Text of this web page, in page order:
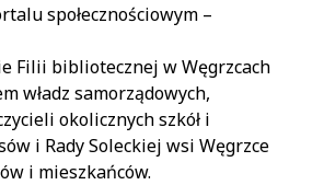
społecznościowym –
Filii bibliotecznej w Węgrzcach
władz samorządowych,
okolicznych szkół i
i Rady Soleckiej wsi Węgrzce
i mieszkańców.